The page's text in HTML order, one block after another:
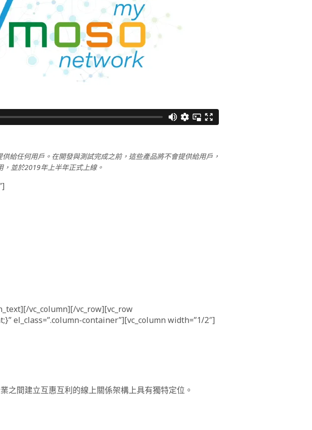
給任何用戶。在開發與測試完成之前，這些產品將不會提供給用戶，
並於2019年上半年正式上線。
vc_column][/vc_row][vc_row
el_class=”.column-container”][vc_column width=”1/2″]
間建立互惠互利的線上關係架構上具有獨特定位。